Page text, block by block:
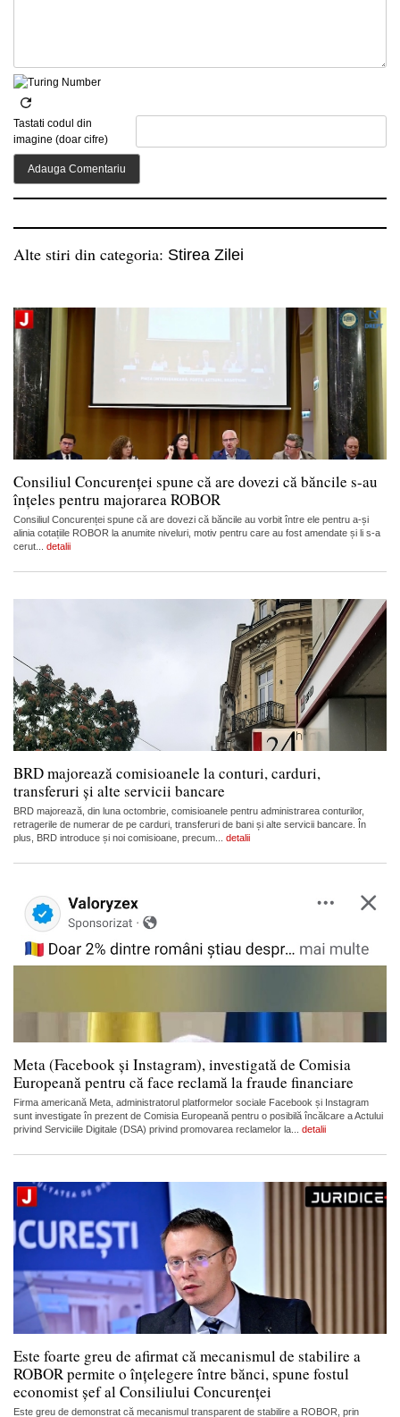
Tastati codul din
imagine (doar cifre)
Alte stiri din categoria: Stirea Zilei
Consiliul Concurenței spune că are dovezi că băncile s-au
înțeles pentru majorarea ROBOR
Consiliul Concurenței spune că are dovezi că băncile au vorbit între ele pentru a-și
alinia cotațiile ROBOR la anumite niveluri, motiv pentru care au fost amendate și li s-a
cerut... detalii
BRD majorează comisioanele la conturi, carduri,
transferuri și alte servicii bancare
BRD majorează, din luna octombrie, comisioanele pentru administrarea conturilor,
retragerile de numerar de pe carduri, transferuri de bani și alte servicii bancare. În
plus, BRD introduce și noi comisioane, precum... detalii
Meta (Facebook și Instagram), investigată de Comisia
Europeană pentru că face reclamă la fraude financiare
Firma americană Meta, administratorul platformelor sociale Facebook și Instagram
sunt investigate în prezent de Comisia Europeană pentru o posibilă încălcare a Actului
privind Serviciile Digitale (DSA) privind promovarea reclamelor la... detalii
Este foarte greu de afirmat că mecanismul de stabilire a
ROBOR permite o înțelegere între bănci, spune fostul
economist șef al Consiliului Concurenței
Este greu de demonstrat că mecanismul transparent de stabilire a ROBOR, prin